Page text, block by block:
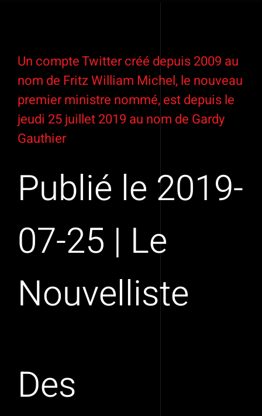
l'image
agrandie
Un compte Twitter créé depuis 2009 au
nom de Fritz William Michel, le nouveau
premier ministre nommé, est depuis le
jeudi 25 juillet 2019 au nom de Gardy
Gauthier
Publié le 2019-
07-25 | Le
Nouvelliste
Des